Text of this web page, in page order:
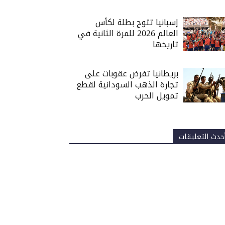
إسبانيا تتوج بطلة لكأس
العالم 2026 للمرة الثانية في
تاريخها
بريطانيا تفرض عقوبات على
تجارة الذهب السودانية لقطع
تمويل الحرب
التعليقات